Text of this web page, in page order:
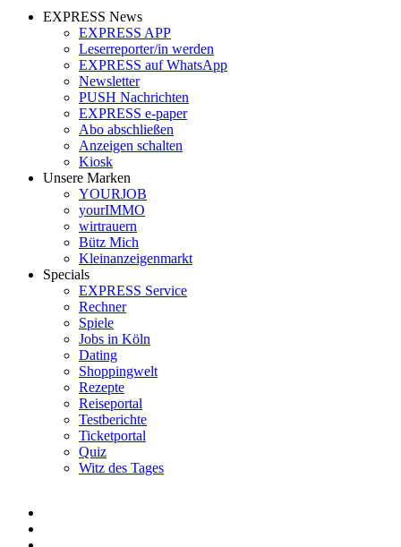
EXPRESS News
EXPRESS APP
Leserreporter/in werden
EXPRESS auf WhatsApp
Newsletter
PUSH Nachrichten
EXPRESS e-paper
Abo abschließen
Anzeigen schalten
Kiosk
Unsere Marken
YOURJOB
yourIMMO
wirtrauern
Bütz Mich
Kleinanzeigenmarkt
Specials
EXPRESS Service
Rechner
Spiele
Jobs in Köln
Dating
Shoppingwelt
Rezepte
Reiseportal
Testberichte
Ticketportal
Quiz
Witz des Tages